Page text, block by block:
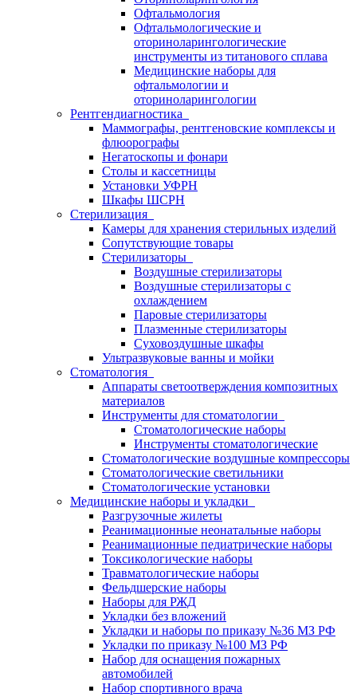
Офтальмология
Офтальмологические и
оториноларингологические
инструменты из титанового сплава
Медицинские наборы для
офтальмологии и
оториноларингологии
Рентгендиагностика
Маммографы, рентгеновские комплексы и
флюорографы
Негатоскопы и фонари
Столы и кассетницы
Установки УФРН
Шкафы ШСРН
Стерилизация
Камеры для хранения стерильных изделий
Сопутствующие товары
Стерилизаторы
Воздушные стерилизаторы
Воздушные стерилизаторы с
охлаждением
Паровые стерилизаторы
Плазменные стерилизаторы
Суховоздушные шкафы
Ультразвуковые ванны и мойки
Стоматология
Аппараты светоотверждения композитных
материалов
Инструменты для стоматологии
Стоматологические наборы
Инструменты стоматологические
Стоматологические воздушные компрессоры
Стоматологические светильники
Стоматологические установки
Медицинские наборы и укладки
Разгрузочные жилеты
Реанимационные неонатальные наборы
Реанимационные педиатрические наборы
Токсикологические наборы
Травматологические наборы
Фельдшерские наборы
Наборы для РЖД
Укладки без вложений
Укладки и наборы по приказу №36 МЗ РФ
Укладки по приказу №100 МЗ РФ
Набор для оснащения пожарных
автомобилей
Набор спортивного врача